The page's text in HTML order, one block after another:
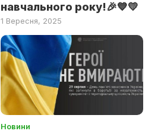
навчального року!🎉💙💛
1 Вересня, 2025
Новини